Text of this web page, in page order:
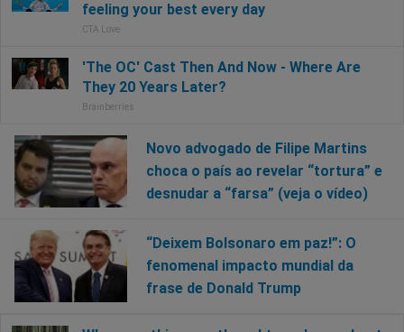
Novo advogado de Filipe Martins
choca o país ao revelar “tortura” e
desnudar a “farsa” (veja o vídeo)
“Deixem Bolsonaro em paz!”: O
fenomenal impacto mundial da
frase de Donald Trump